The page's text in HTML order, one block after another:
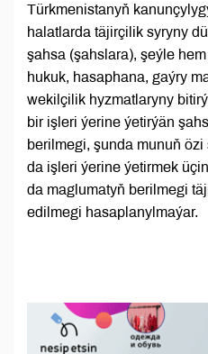
Türkmenistanyň
halatlarda täjirçilik syryny
şahsa (şahslara), şeýle
hukuk, hasaphana, gaýry
wekilçilik hyzmatlaryny
bir işleri ýerine ýetirýän
berilmegi, şunda munuň
da işleri ýerine ýetirmek
da maglumatyň berilmegi
edilmegi hasaplanylmaýar.